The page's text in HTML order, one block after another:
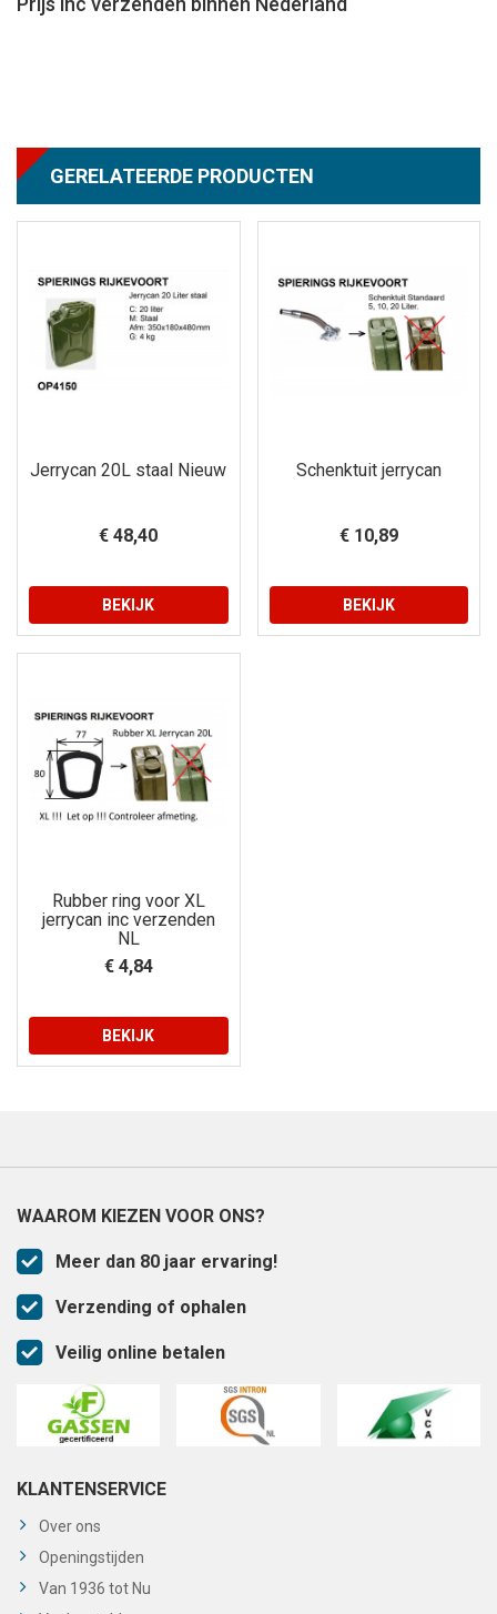
GERELATEERDE PRODUCTEN
Jerrycan 20L staal Nieuw
€ 48,40
BEKIJK
Schenktuit jerrycan
€ 10,89
BEKIJK
Rubber ring voor XL
jerrycan inc verzenden
NL
€ 4,84
BEKIJK
WAAROM KIEZEN VOOR ONS?
Meer dan 80 jaar ervaring!
Verzending of ophalen
Veilig online betalen
KLANTENSERVICE
Over ons
Openingstijden
Van 1936 tot Nu